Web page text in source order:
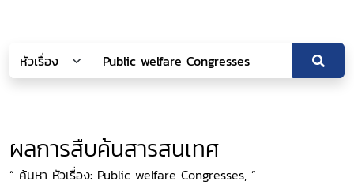
ผลการสืบค้นสารสนเทศ
“ ค้นหา หัวเรื่อง: Public welfare Congresses, ”